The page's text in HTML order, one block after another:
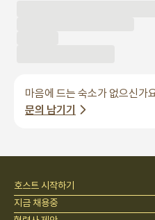
마음에 드는 숙소가 없으신가
문의 남기기
호스트 시작하기
지금 채용중